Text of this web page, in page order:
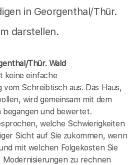
in Georgenthal/Thür.
darstellen.
Thür. Wald
keine einfache
Schreibtisch aus. Das Haus,
wird gemeinsam mit dem
begangen und bewertet.
welche Schwierigkeiten
Sicht auf Sie zukommen, wenn
mit welchen Folgekosten Sie
zu rechnen